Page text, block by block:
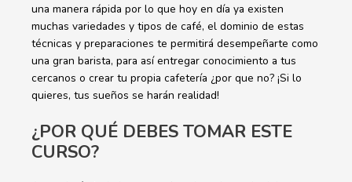
una manera rápida por lo que hoy en día ya existen
muchas variedades y tipos de café, el dominio de estas
técnicas y preparaciones te permitirá desempeñarte como
una gran barista, para así entregar conocimiento a tus
cercanos o crear tu propia cafetería ¿por que no? ¡Si lo
quieres, tus sueños se harán realidad!
¿POR QUÉ DEBES TOMAR ESTE
CURSO?